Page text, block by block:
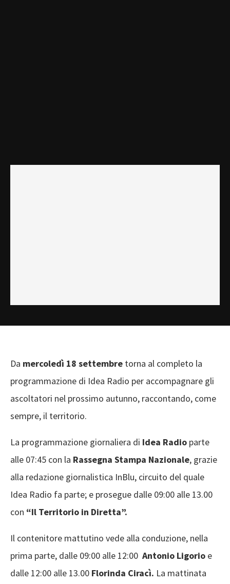
Da mercoledì 18 settembre torna al completo la
programmazione di Idea Radio per accompagnare gli
ascoltatori nel prossimo autunno, raccontando, come
sempre, il territorio.
La programmazione giornaliera di Idea Radio parte
alle 07:45 con la Rassegna Stampa Nazionale, grazie
alla redazione giornalistica InBlu, circuito del quale
Idea Radio fa parte; e prosegue dalle 09:00 alle 13.00
con “Il Territorio in Diretta”.
Il contenitore mattutino vede alla conduzione, nella
prima parte, dalle 09:00 alle 12:00 Antonio Ligorio e
dalle 12:00 alle 13.00 Florinda Ciracì. La mattinata